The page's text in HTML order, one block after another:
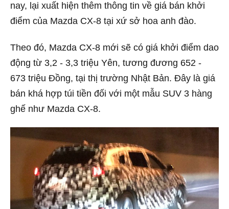
nay, lại xuất hiện thêm thông tin về giá bán khởi
điểm của Mazda CX-8 tại xứ sở hoa anh đào.
Theo đó, Mazda CX-8 mới sẽ có giá khởi điểm dao
động từ 3,2 - 3,3 triệu Yên, tương đương 652 -
673 triệu Đồng, tại thị trường Nhật Bản. Đây là giá
bán khá hợp túi tiền đối với một mẫu SUV 3 hàng
ghế như Mazda CX-8.